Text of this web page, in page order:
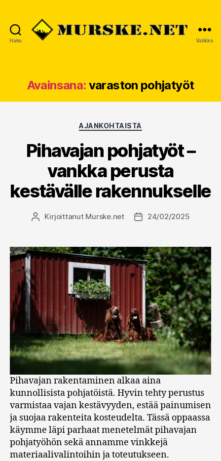
Haku Valikko
Avainsana: varaston pohjatyöt
Kategoriat
AJANKOHTAISTA
Pihavajan pohjatyöt –
vankka perusta
kestävälle rakennukselle
Kirjoittaja
Kirjoittanut Murske.net Julkaisupäivämäärä
24/02/2025
Pihavajan rakentaminen alkaa aina
kunnollisista pohjatöistä. Hyvin tehty perustus
varmistaa vajan kestävyyden, estää painumisen
ja suojaa rakenteita kosteudelta. Tässä oppaassa
käymme läpi parhaat menetelmät pihavajan
pohjatyöhön sekä annamme vinkkejä
materiaalivalintoihin ja toteutukseen.